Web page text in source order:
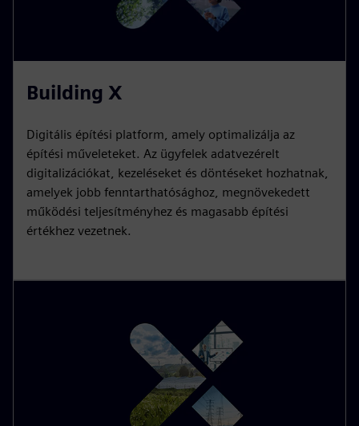
Building X
Digitális építési platform, amely optimalizálja az
építési műveleteket. Az ügyfelek adatvezérelt
digitalizációkat, kezeléseket és döntéseket hozhatnak,
amelyek jobb fenntarthatósághoz, megnövekedett
működési teljesítményhez és magasabb építési
értékhez vezetnek.